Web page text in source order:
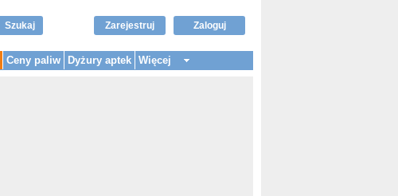
Szukaj Zaloguj
Zarejestruj
Ceny paliw Dyżury aptek Więcej